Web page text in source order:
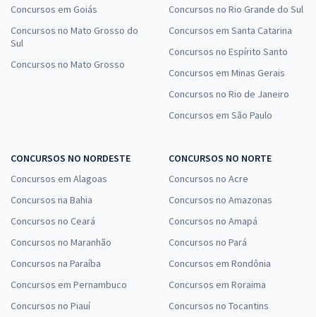
Concursos em Goiás
Concursos no Mato Grosso do
Sul
Concursos no Mato Grosso
Concursos no Rio Grande do Sul
Concursos em Santa Catarina
Concursos no Espírito Santo
Concursos em Minas Gerais
Concursos no Rio de Janeiro
Concursos em São Paulo
CONCURSOS NO NORDESTE
Concursos em Alagoas
Concursos na Bahia
Concursos no Ceará
Concursos no Maranhão
Concursos na Paraíba
Concursos em Pernambuco
Concursos no Piauí
CONCURSOS NO NORTE
Concursos no Acre
Concursos no Amazonas
Concursos no Amapá
Concursos no Pará
Concursos em Rondônia
Concursos em Roraima
Concursos no Tocantins